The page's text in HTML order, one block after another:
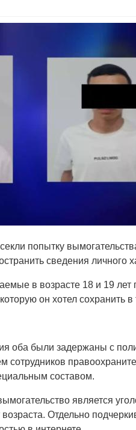
попытку
сведения личного
в возрасте 18 и 19
он хотел сохранить в
оба были задержаны с
сотрудников
составом.
является
Отдельно